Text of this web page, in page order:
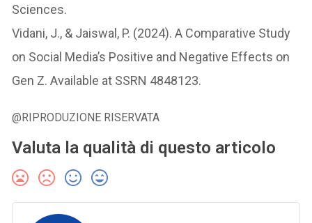
Sciences.
Vidani, J., & Jaiswal, P. (2024). A Comparative Study
on Social Media’s Positive and Negative Effects on
Gen Z. Available at SSRN 4848123.
@RIPRODUZIONE RISERVATA
Valuta la qualità di questo articolo